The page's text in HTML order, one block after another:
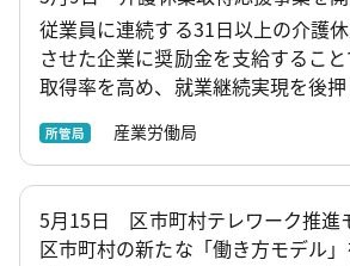
従業員に連続する31日以上の介護
させた企業に奨励金を支給するこ
取得率を高め、就業継続実現を後
所管局 産業労働局
5月15日 区市町村テレワーク推進
区市町村の新たな「働き方モデル